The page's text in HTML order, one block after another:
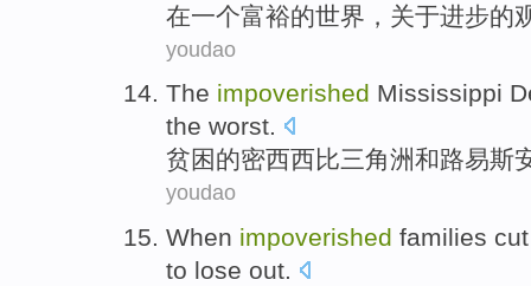
在一个富裕的世界 ，关于进步的
youdao
The impoverished Mississippi
the worst.
贫困的密西西比三角洲和路易斯
youdao
When impoverished families
to lose out.